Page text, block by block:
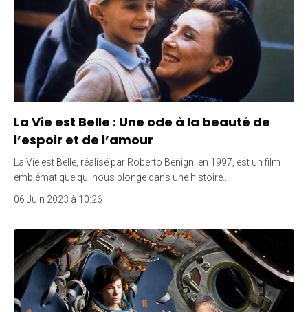
La Vie est Belle : Une ode à la beauté de
l’espoir et de l’amour
La Vie est Belle, réalisé par Roberto Benigni en 1997, est un film
emblématique qui nous plonge dans une histoire…
06 Juin 2023 à 10:26